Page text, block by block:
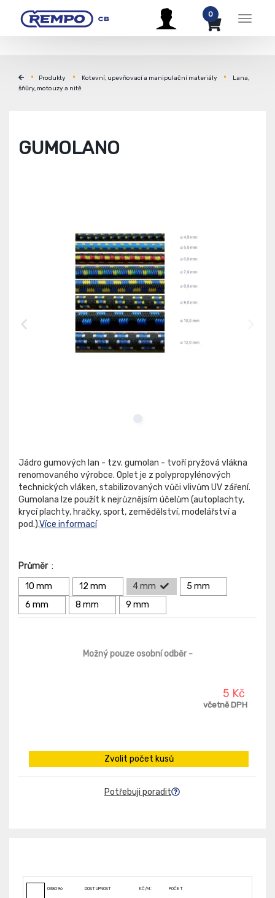
Menu
0
Produkty Kotevní, upevňovací a manipulační materiály
Lana,
šňůry, motouzy a nitě
GUMOLANO
Jádro gumových lan - tzv. gumolan - tvoří pryžová vlákna
renomovaného výrobce. Oplet je z polypropylénových
technických vláken, stabilizovaných vůči vlivům UV záření.
Gumolana lze použít k nejrůznějsím účelům (autoplachty,
krycí plachty, hračky, sport, zemědělství, modelářství a
pod.).Více informací
Průměr :
10 mm
12 mm 4 mm
5 mm
6 mm
8 mm 9 mm
Možný pouze osobní odběr-
5 Kč
včetně DPH
Zvolit počet kusů
Potřebuji poradit
038096 DOSTUPNOST KČ/M: POČET